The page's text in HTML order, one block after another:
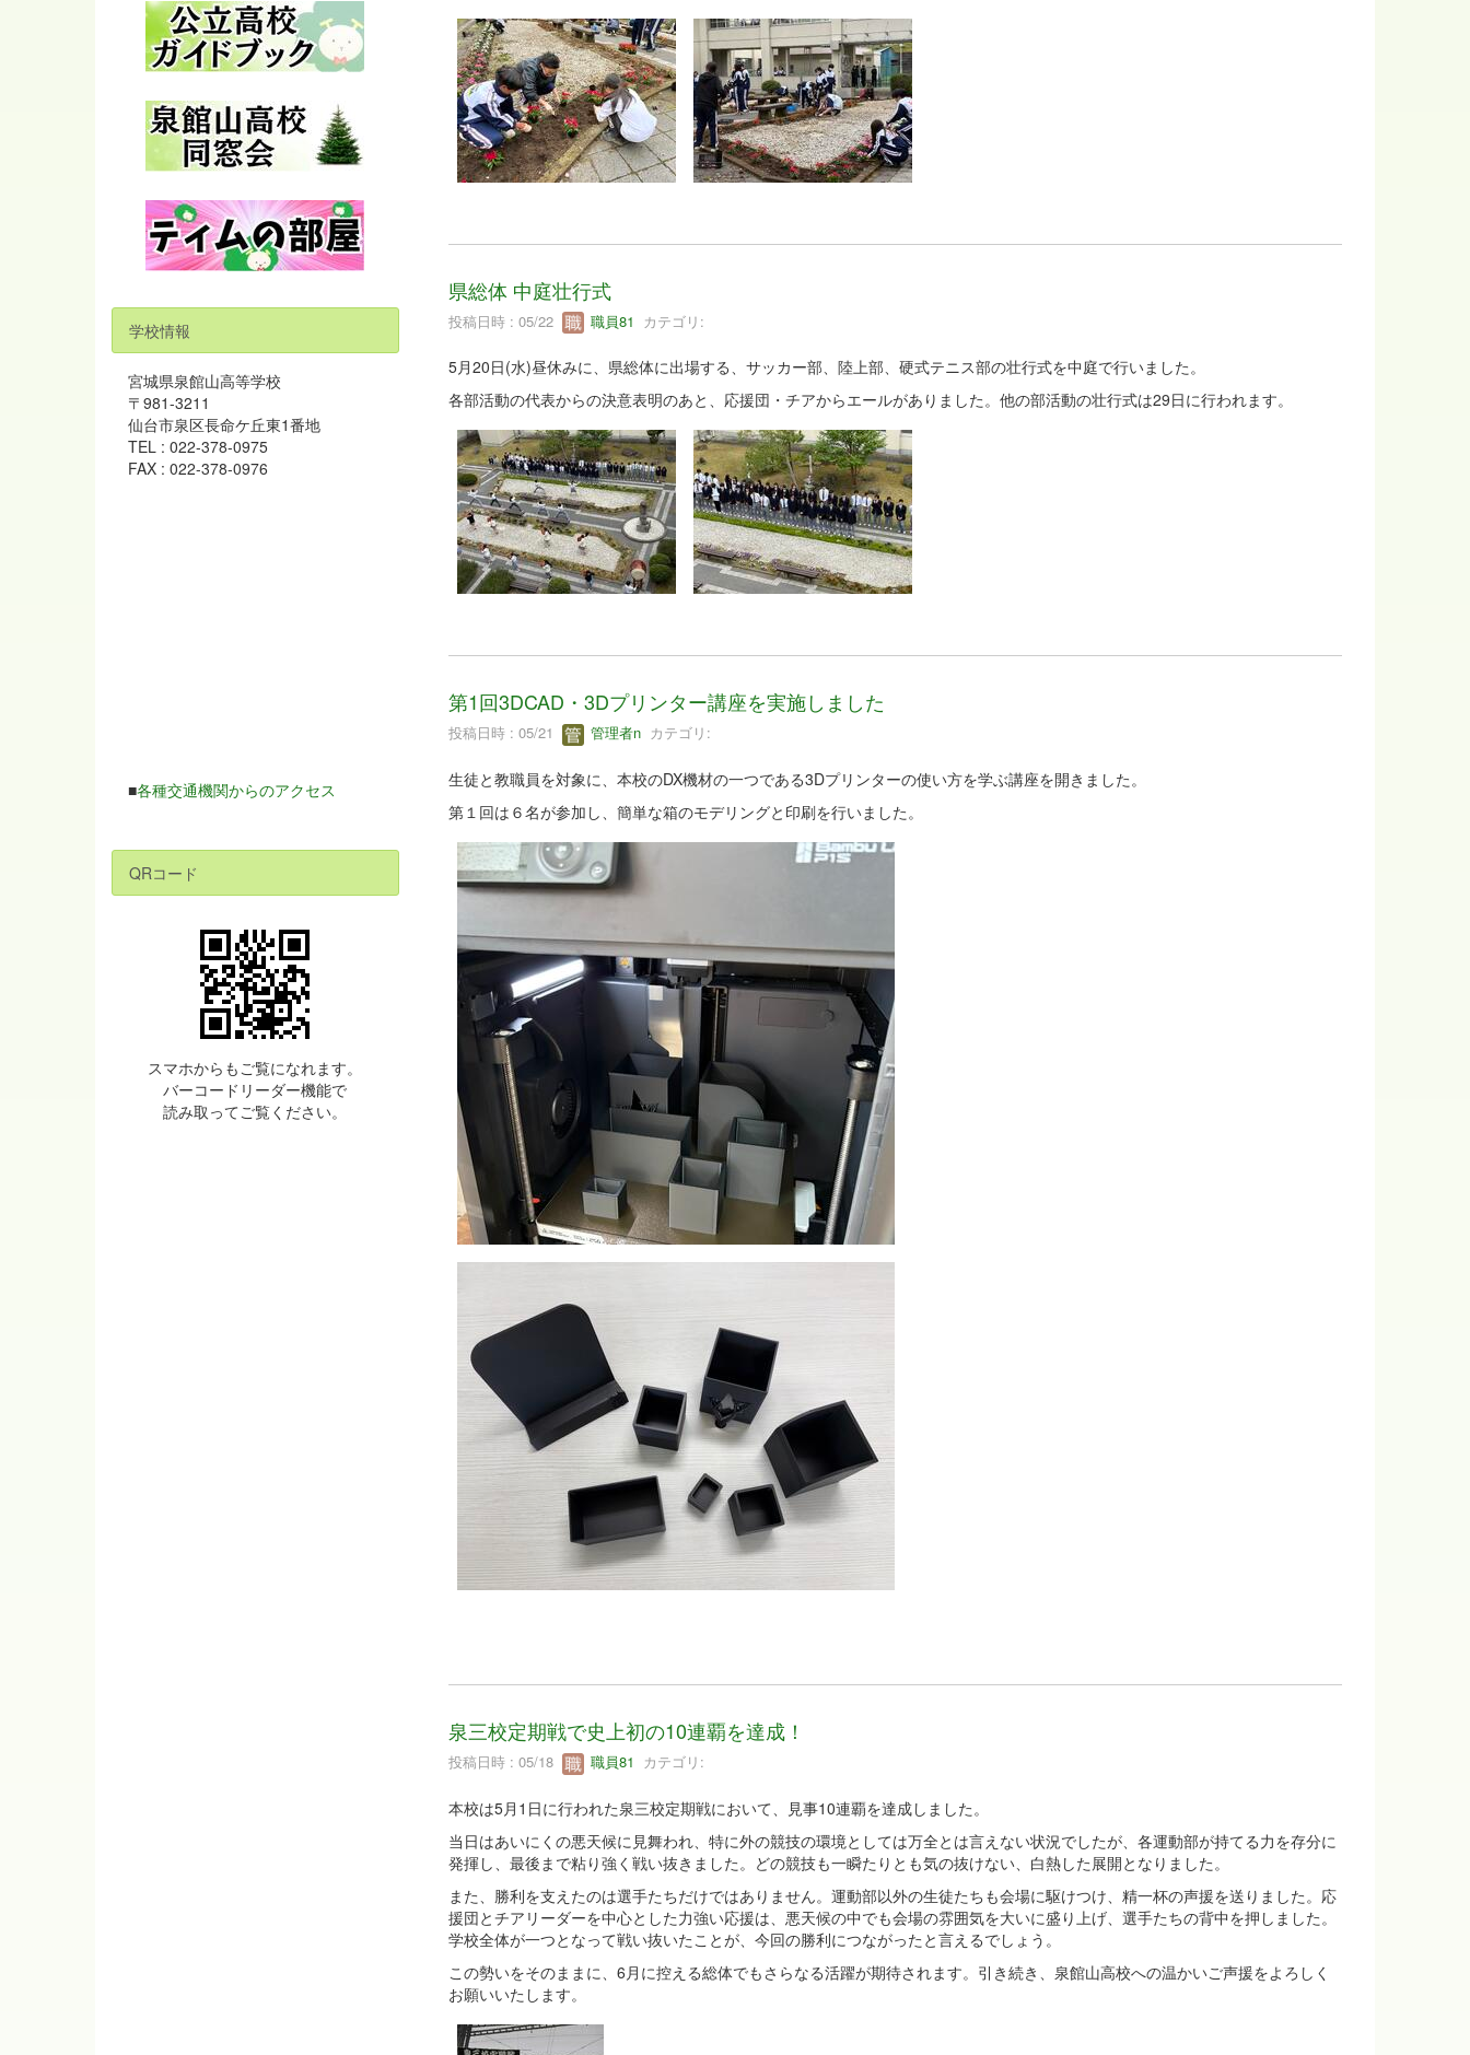
県総体 中庭壮行式
投稿日時 : 05/22 職員81 カテゴリ:
5月20日(水)昼休みに、県総体に出場する、サッカー部、陸上部、硬式テニス部の壮行式を中庭で行いました。
各部活動の代表からの決意表明のあと、応援団・チアからエールがありました。他の部活動の壮行式は29日に行われます。
第1回3DCAD・3Dプリンター講座を実施しました
投稿日時 : 05/21 管理者nカテゴリ:
生徒と教職員を対象に、本校のDX機材の一つである3Dプリンターの使い方を学ぶ講座を開きました。
第１回は６名が参加し、簡単な箱のモデリングと印刷を行いました。
泉三校定期戦で史上初の10連覇を達成！
投稿日時 : 05/18 職員81 カテゴリ:
本校は5月1日に行われた泉三校定期戦において、見事10連覇を達成しました。
当日はあいにくの悪天候に見舞われ、特に外の競技の環境としては万全とは言えない状況でしたが、各運動部が持てる力を存分に
発揮し、最後まで粘り強く戦い抜きました。どの競技も一瞬たりとも気の抜けない、白熱した展開となりました。
また、勝利を支えたのは選手たちだけではありません。運動部以外の生徒たちも会場に駆けつけ、精一杯の声援を送りました。応
援団とチアリーダーを中心とした力強い応援は、悪天候の中でも会場の雰囲気を大いに盛り上げ、選手たちの背中を押しました。
学校全体が一つとなって戦い抜いたことが、今回の勝利につながったと言えるでしょう。
この勢いをそのままに、6月に控える総体でもさらなる活躍が期待されます。引き続き、泉館山高校への温かいご声援をよろしく
お願いいたします。
学校情報
宮城県泉館山高等学校
〒981-3211
仙台市泉区長命ケ丘東1番地
TEL : 022-378-0975
FAX : 022-378-0976
■各種交通機関からのアクセス
QRコード
スマホからもご覧になれます。
バーコードリーダー機能で
読み取ってご覧ください。